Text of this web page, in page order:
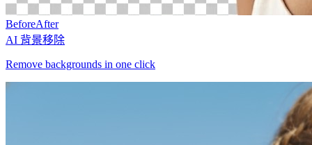
BeforeAfter
AI 背景移除
Remove backgrounds in one click